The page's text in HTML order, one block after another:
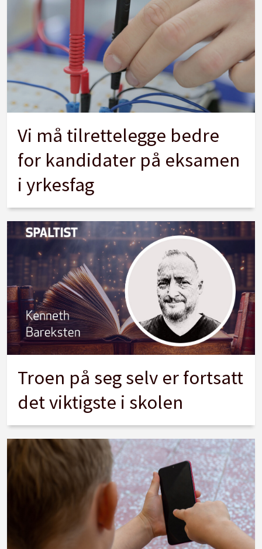
Vi må tilrettelegge bedre
for kandidater på eksamen
i yrkesfag
Troen på seg selv er fortsatt
det viktigste i skolen